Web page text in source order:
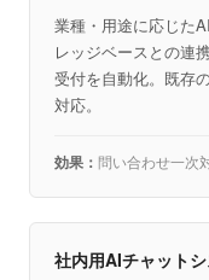
業種・用途に応じた
レッジベースとの連
受付を自動化。既存
対応。
問い合わせ一次
社内用AIチャット